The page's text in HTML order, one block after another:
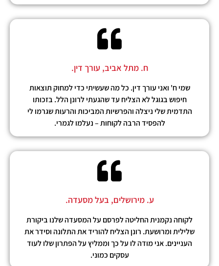
ח. מתל אביב, עורך דין.
שמי ח' ואני עורך דין. כל מה שעשיתי כדי למחוק תוצאות
חיפוש בגוגל לא הצליח עד שהגעתי לרונן הלל. בזכותו
התדמית שלי ניצלה והפרשיות המביכות והרעות שגרמו לי
להפסיד הרבה לקוחות – נעלמו לגמרי.
ע. מירושלים, בעל מסעדה.
לקוחה נקמנית החליטה לפרסם על המסעדה שלנו ביקורת
שלילית ומרושעת. רונן הצליח להוריד את התלונה וסידר את
העניינים. אני מודה לו על כך וממליץ על הפתרון שלו לעוד
עסקים כמוני.